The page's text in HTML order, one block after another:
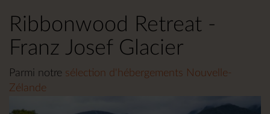
Ribbonwood Retreat -
Franz Josef Glacier
Parmi notre sélection d'hébergements Nouvelle-
Zélande